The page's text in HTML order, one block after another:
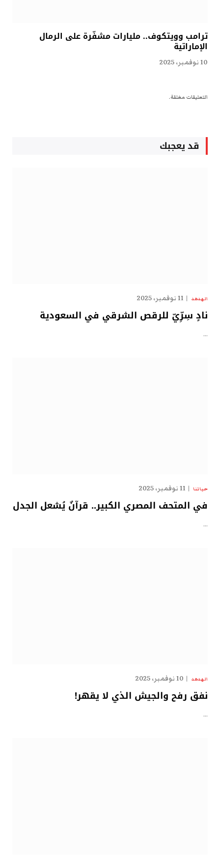
ترامب وويتكوف.. مليارات مشفّرة على الرمال
الإماراتية
10 نوفمبر، 2025
التعليقات مغلقة.
قد يعجبك
الهدهد 11 نوفمبر، 2025
نادٍ سِرِّيّ للرقص الشرقي في السعودية
…
حياتنا 11 نوفمبر، 2025
في المتحف المصري الكبير.. قرآنٌ يُشعل الجدل
…
الهدهد 10 نوفمبر، 2025
نفق رفح والجيش الذي لا يقهر!
…